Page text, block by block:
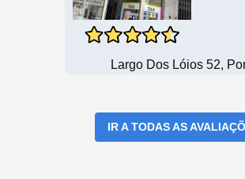
Largo Dos Lóios 52,
IR A TODAS AS